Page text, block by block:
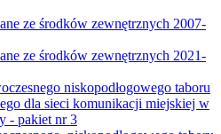
ze środków zewnętrznych 2007-
ze środków zewnętrznych 2021-
niskopodłogowego taboru
dla sieci komunikacji miejskiej w
- pakiet nr 3